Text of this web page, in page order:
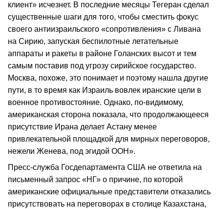
клиент» исчезнет. В последние месяцы Тегеран сделал
существенные шаги для того, чтобы сместить фокус
своего антиизраильского «сопротивления» с Ливана
на Сирию, запуская беспилотные летательные
аппараты и ракеты в районе Голанских высот и тем
самым поставив под угрозу сирийское государство.
Москва, похоже, это понимает и поэтому нашла другие
пути, в то время как Израиль вовлек иранские цели в
военное противостояние. Однако, по-видимому,
американская сторона показала, что продолжающееся
присутствие Ирана делает Астану менее
привлекательной площадкой для мирных переговоров,
нежели Женева, под эгидой ООН».
Пресс-служба Госдепартамента США не ответила на
письменный запрос «НГ» о причине, по которой
американские официальные представители отказались
присутствовать на переговорах в столице Казахстана,